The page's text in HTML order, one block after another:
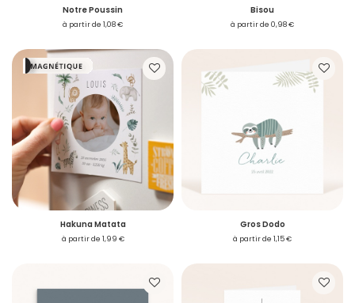
Notre Poussin
à partir de 1,08 €
Bisou
à partir de 0,98 €
Hakuna Matata
à partir de 1,99 €
Gros Dodo
à partir de 1,15 €